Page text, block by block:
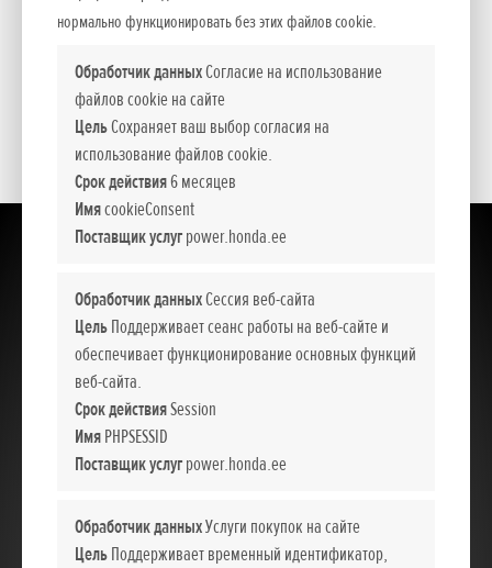
нормально функционировать без этих файлов cookie.
Обработчик данныхСогласие на использование
файлов cookie на сайте
ЦельСохраняет ваш выбор согласия на
использование файлов cookie.
Срок действия6 месяцев
ИмяcookieConsent
Поставщик услугpower.honda.ee
Обработчик данныхСессия веб-сайта
ЦельПоддерживает сеанс работы на веб-сайте и
обеспечивает функционирование основных функций
веб-сайта.
Срок действияSession
ИмяPHPSESSID
Поставщик услугpower.honda.ee
Обработчик данныхУслуги покупок на сайте
ЦельПоддерживает временный идентификатор,
Представленные цены, базовая комплектация и пакет дополнительного
оборудования носят информативный характер. NCG Import Baltics OÜ оставляет
за собой право изменить цены и набор оборудования или прекратить продажу
какой-то модели без предварительного уведомления.
Цены содержат налог с оборота.